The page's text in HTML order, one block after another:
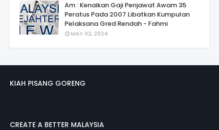
Am : Kenaikan Gaji Penjawat Awam 35
Peratus Pada 2007 Libatkan Kumpulan
Pelaksana Gred Rendah - Fahmi
MAY 02, 2024
KIAH PISANG GORENG
CREATE A BETTER MALAYSIA